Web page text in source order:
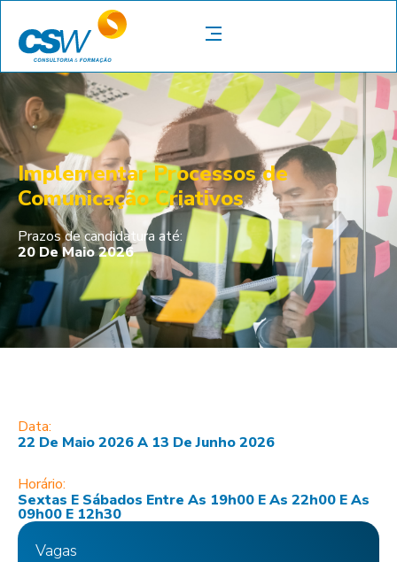
Implementar Processos de
Comunicação Criativos
Prazos de candidatura até:
20 De Maio 2026
Data:
22 De Maio 2026 A 13 De Junho 2026
Horário:
Sextas E Sábados Entre As 19h00 E As 22h00 E As
09h00 E 12h30
Vagas